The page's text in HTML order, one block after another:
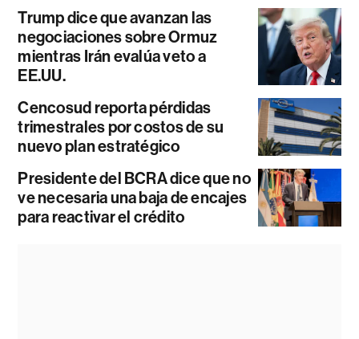
Trump dice que avanzan las
negociaciones sobre Ormuz
mientras Irán evalúa veto a
EE.UU.
Cencosud reporta pérdidas
trimestrales por costos de su
nuevo plan estratégico
Presidente del BCRA dice que no
ve necesaria una baja de encajes
para reactivar el crédito